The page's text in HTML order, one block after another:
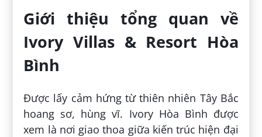
Giới thiệu tổng quan về
Ivory Villas & Resort Hòa
Bình
Được lấy cảm hứng từ thiên nhiên Tây Bắc
hoang sơ, hùng vĩ. Ivory Hòa Bình được
xem là nơi giao thoa giữa kiến trúc hiện đại